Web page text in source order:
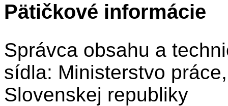
Pätičkové informácie
Správca obsahu a
sídla: Ministerstvo
Slovenskej republiky